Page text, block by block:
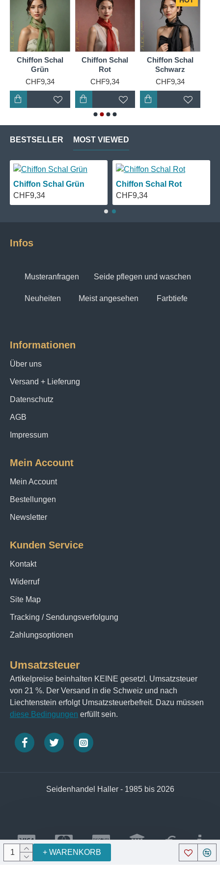
+ WARENKORB
Chiffon Schal
Grün
CHF9,34
Chiffon Schal
Rot
CHF9,34
Chiffon Schal
Schwarz
CHF9,34
BESTSELLER MOST VIEWED
Chiffon Schal Grün
CHF9,34
Chiffon Schal Rot
CHF9,34
Infos
Musteranfragen Seide pflegen und waschen
Neuheiten Meist angesehen Farbtiefe
Informationen
Über uns
Versand + Lieferung
Datenschutz
AGB
Impressum
Mein Account
Mein Account
Bestellungen
Newsletter
Kunden Service
Kontakt
Widerruf
Site Map
Tracking / Sendungsverfolgung
Zahlungsoptionen
Umsatzsteuer
Artikelpreise beinhalten KEINE gesetzl. Umsatzsteuer
von 21 %. Der Versand in die Schweiz und nach
Liechtenstein erfolgt Umsatzsteuerbefreit. Dazu müssen
diese Bedingungen erfüllt sein.
Seidenhandel Haller - 1985 bis 2026